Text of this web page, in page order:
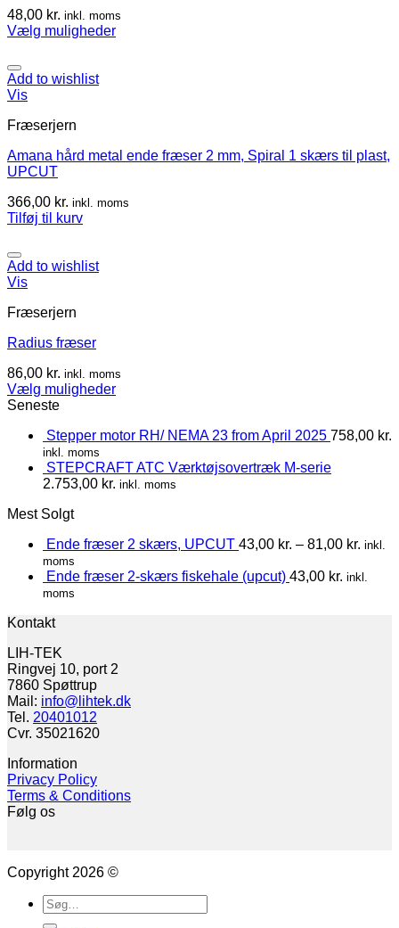
48,00 kr. inkl. moms
Vælg muligheder
Add to wishlist
Vis
Fræserjern
Amana hård metal ende fræser 2 mm, Spiral 1 skærs til plast,
UPCUT
366,00 kr. inkl. moms
Tilføj til kurv
Add to wishlist
Vis
Fræserjern
Radius fræser
86,00 kr. inkl. moms
Vælg muligheder
Seneste
Stepper motor RH/ NEMA 23 from April 2025 758,00 kr.
inkl. moms
STEPCRAFT ATC Værktøjsovertræk M-serie
2.753,00 kr. inkl. moms
Mest Solgt
Ende fræser 2 skærs, UPCUT 43,00 kr. – 81,00 kr. inkl.
moms
Ende fræser 2-skærs fiskehale (upcut) 43,00 kr. inkl.
moms
Kontakt
LIH-TEK
Ringvej 10, port 2
7860 Spøttrup
Mail: info@lihtek.dk
Tel. 20401012
Cvr. 35021620
Information
Privacy Policy
Terms & Conditions
Følg os
Copyright 2026 ©
Søg
efter: